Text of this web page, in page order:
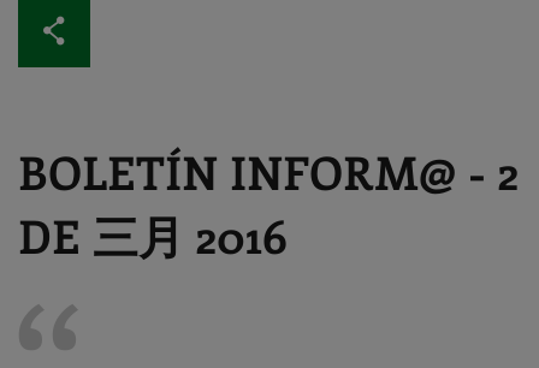
主
BOLETÍN INFORM@ - 2
DE 三月 2016